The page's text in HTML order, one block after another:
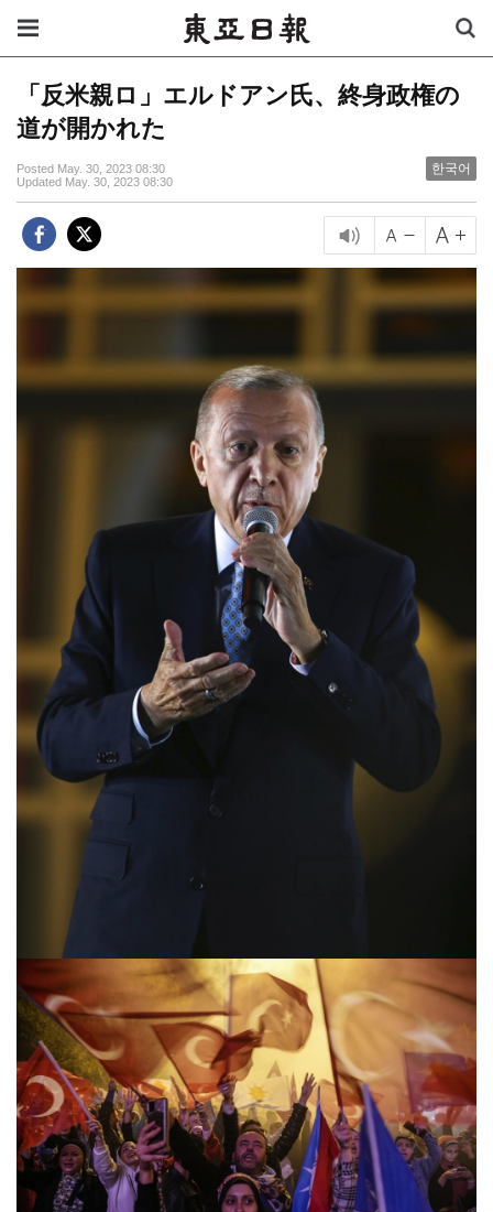
「反米親ロ」エルドアン氏、終身政権の
道が開かれた
Posted May. 30, 2023 08:30
Updated May. 30, 2023 08:30
한국어